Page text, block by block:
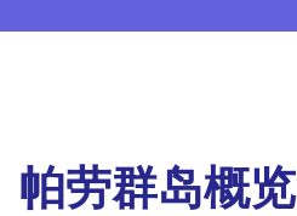
帕劳群岛概览